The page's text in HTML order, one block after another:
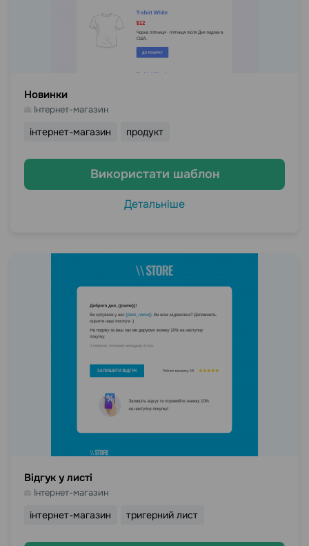
Новинки
Інтернет-магазин
інтернет-магазин продукт
Використати шаблон
Детальніше
Відгук у листі
Інтернет-магазин
інтернет-магазин тригерний лист